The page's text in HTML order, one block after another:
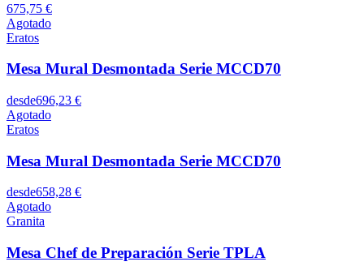
675,75 €
Agotado
Eratos
Mesa Mural Desmontada Serie MCCD70
desde696,23 €
Agotado
Eratos
Mesa Mural Desmontada Serie MCCD70
desde658,28 €
Agotado
Granita
Mesa Chef de Preparación Serie TPLA